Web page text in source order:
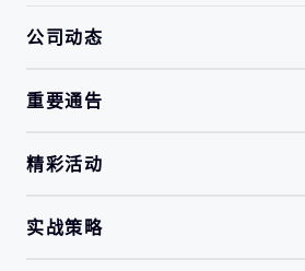
公司动态
重要通告
精彩活动
实战策略